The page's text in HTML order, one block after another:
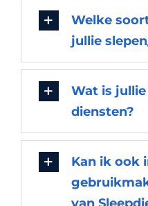
Welke
jullie
Wat is
diensten?
Kan ik ook